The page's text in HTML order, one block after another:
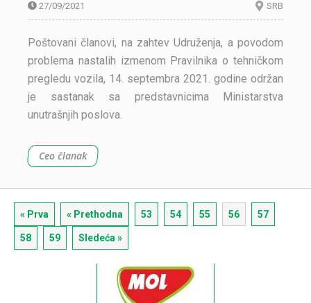
27/09/2021 SRB
Poštovani članovi, na zahtev Udruženja, a povodom
problema nastalih izmenom Pravilnika o tehničkom
pregledu vozila, 14. septembra 2021. godine održan
je sastanak sa predstavnicima Ministarstva
unutrašnjih poslova.
Ceo članak
« Prva « Prethodna 53 54 55 56 57
58 59 Sledeća »